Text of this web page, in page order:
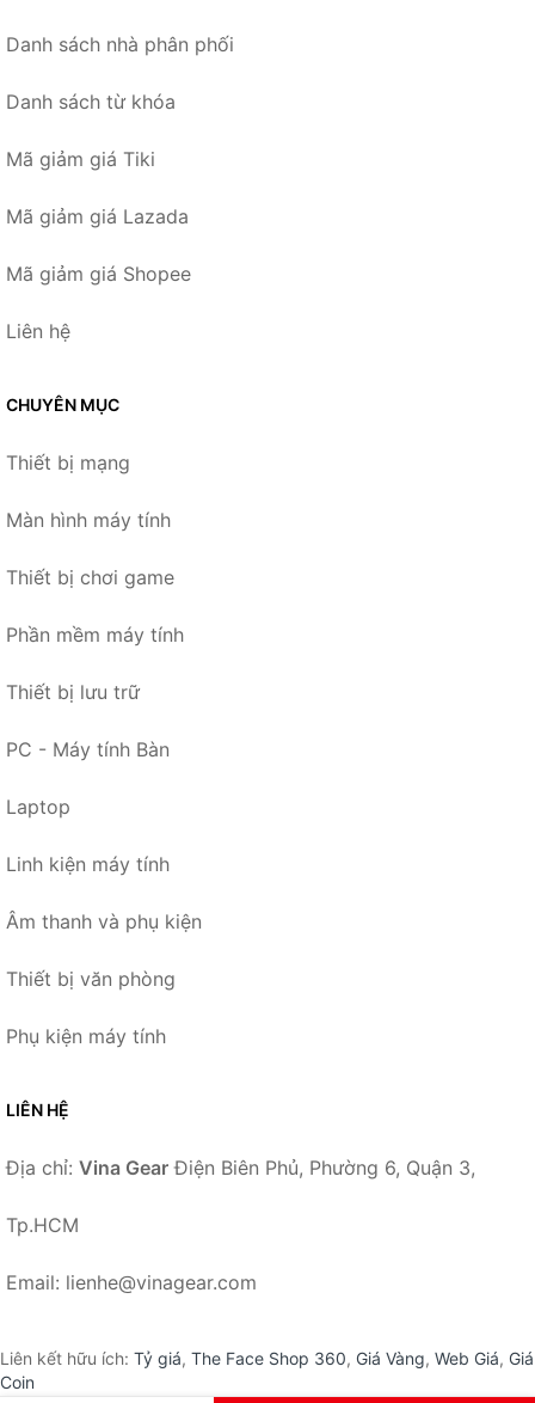
Danh sách nhà phân phối
Danh sách từ khóa
Mã giảm giá Tiki
Mã giảm giá Lazada
Mã giảm giá Shopee
Liên hệ
CHUYÊN MỤC
Thiết bị mạng
Màn hình máy tính
Thiết bị chơi game
Phần mềm máy tính
Thiết bị lưu trữ
PC - Máy tính Bàn
Laptop
Linh kiện máy tính
Âm thanh và phụ kiện
Thiết bị văn phòng
Phụ kiện máy tính
LIÊN HỆ
Địa chỉ: Vina Gear Điện Biên Phủ, Phường 6, Quận 3,
Tp.HCM
Email: lienhe@vinagear.com
Liên kết hữu ích: Tỷ giá, The Face Shop 360, Giá Vàng, Web Giá, Giá
Coin